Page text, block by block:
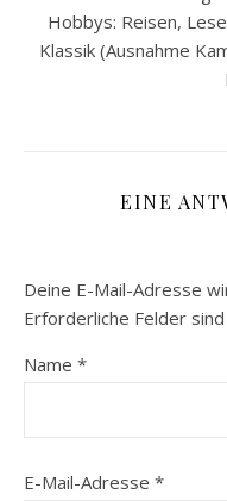
Hobbys: Reisen,
Klassik (Ausnahme
EINE
Deine E-Mail-Adresse
Erforderliche Felder
Name *
E-Mail-Adresse *